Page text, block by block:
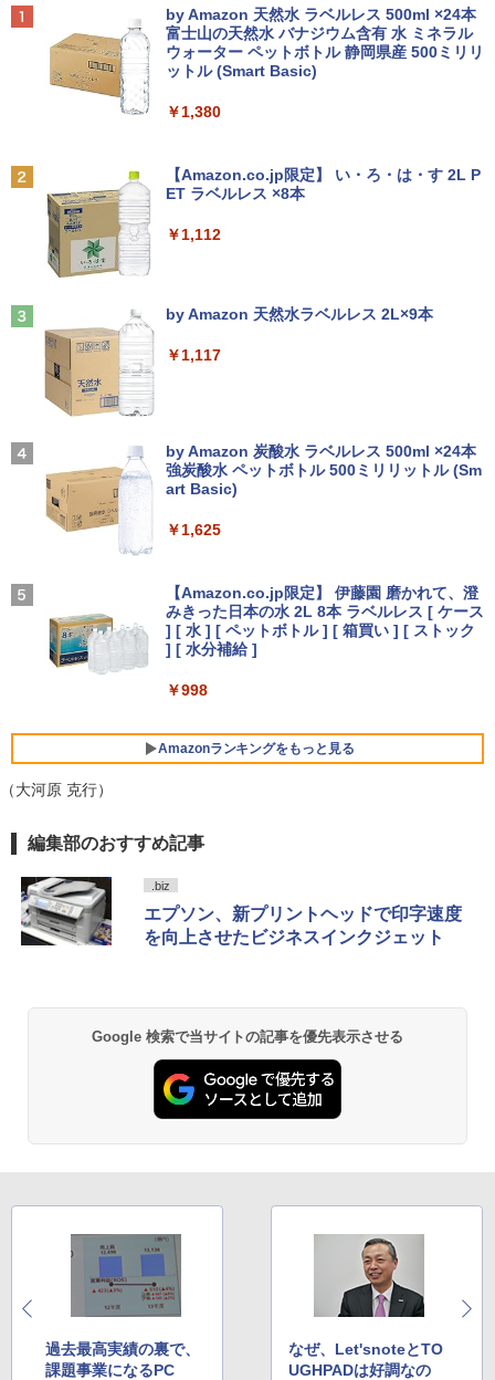
ト 経営戦略2級［第3版］ 公的資格試
￥4,290
￥1,034
￥4,664
￥770
Anker Soundcore P42i (Bluetooth 6.1)【完
全ワイヤレスイヤホン/ウルトラノイズキャン
セリング 3.5 / マルチポイント接続 / 最大40時
間再生 / コンパクト形状/持ち運びに便利 / IP5
ル
Anker Soundcore Liberty 5 ディープブルー
【2026年アップグレード版】AOKIMI ワイヤ
軽量 ブルートゥースHi-Fi 最大36時間再生 ぶ
付き 防水 タッチ式音量調整 スポーツ/通勤/通
学/WEB会議(ホワイト)
￥1,964
リング ANC 36時間再生
BRUCE WAYNE feat. Flo Milli, ATL Jacob
[Explicit]
￥250
[Explicit]
￥250
￥250
by Amazon 天然水 ラベルレス 500ml ×24本
富士山の天然水 バナジウム含有 水 ミネラル
ウォーター ペットボトル 静岡県産 500ミリリ
ットル (Smart Basic)
￥1,380
【Amazon.co.jp限定】 い・ろ・は・す 2L P
ET ラベルレス ×8本
￥1,112
by Amazon 天然水ラベルレス 2L×9本
￥1,117
by Amazon 炭酸水 ラベルレス 500ml ×24本
強炭酸水 ペットボトル 500ミリリットル (Sm
art Basic)
￥1,625
【Amazon.co.jp限定】 伊藤園 磨かれて、澄
みきった日本の水 2L 8本 ラベルレス [ ケース
] [ 水 ] [ ペットボトル ] [ 箱買い ] [ ストック
] [ 水分補給 ]
￥998
Amazonランキングをもっと見る
薬屋のひとりごと 17巻 (デジタル版ビッグガ
ンガンコミックス)
￥832
ONE PIECE モノクロ版 115 (ジャンプコミッ
HUNTER×HUNTER モノクロ版 39 (ジャンプ
コミックスDIGITAL)
￥572
（大河原 克行）
編集部のおすすめ記事
.biz
エプソン、新プリントヘッドで印字速度
を向上させたビジネスインクジェット
Google 検索で当サイトの記事を優先表示させる
過去最高実績の裏で、
課題事業になるPC
なぜ、Let'snoteとTO
UGHPADは好調なの